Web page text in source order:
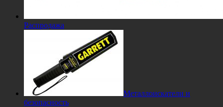
Распродажа
Металлоискатели и
безопасность